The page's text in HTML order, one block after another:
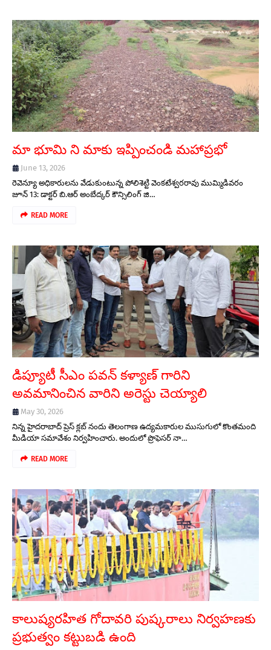
మా భూమి ని మాకు ఇప్పించండి మహాప్రభో
June 13, 2026
రెవెన్యూ అధికారులను వేడుకుంటున్న పోలిశెట్టి వెంకటేశ్వరరావు ముమ్మిడివరం
జూన్ 13: డాక్టర్ బి.ఆర్ అంబేద్కర్ కౌన్సిలింగ్ జి…
READ MORE
డిప్యూటీ సీఎం పవన్ కళ్యాణ్ గారిని
అవమానించిన వారిని అరెస్టు చెయ్యాలి
May 30, 2026
నిన్న హైదరాబాద్ ప్రెస్ క్లబ్ నందు తెలంగాణ ఉద్యమకారుల ముసుగులో కొంతమంది
మీడియా సమావేశం నిర్వహించారు. అందులో ప్రొఫెసర్ నా…
READ MORE
కాలుష్యరహిత గోదావరి పుష్కరాలు నిర్వహణకు
ప్రభుత్వం కట్టుబడి ఉంది